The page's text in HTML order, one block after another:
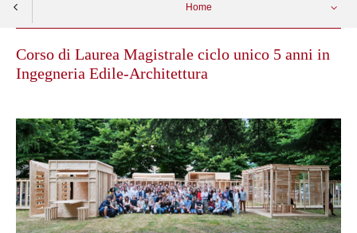
Home
Corso di Laurea Magistrale ciclo unico 5 anni in
Ingegneria Edile-Architettura